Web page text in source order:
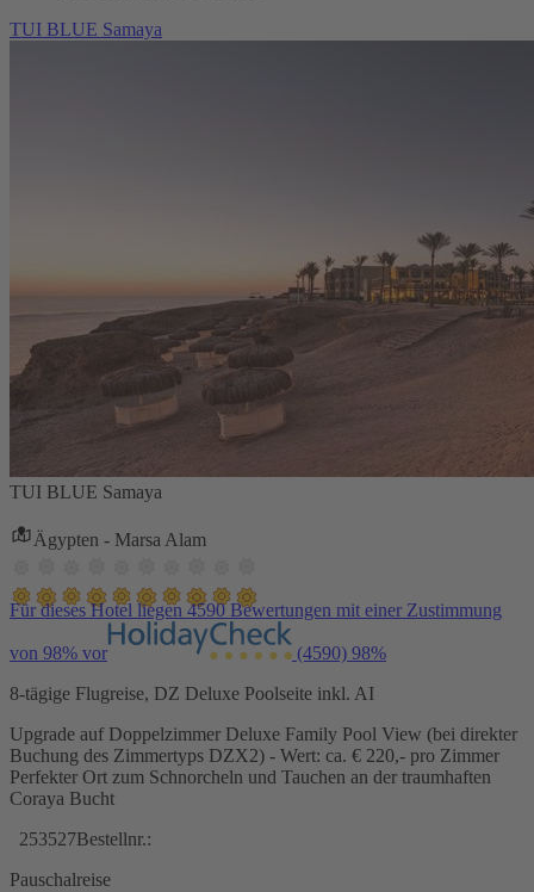
TUI BLUE Samaya
TUI BLUE Samaya
Ägypten - Marsa Alam
Für dieses Hotel liegen 4590 Bewertungen mit einer Zustimmung
von 98% vor (4590) 98%
8-tägige Flugreise, DZ Deluxe Poolseite inkl. AI
Upgrade auf Doppelzimmer Deluxe Family Pool View (bei direkter
Buchung des Zimmertyps DZX2) - Wert: ca. € 220,- pro Zimmer
Perfekter Ort zum Schnorcheln und Tauchen an der traumhaften
Coraya Bucht
253527Bestellnr.:
Pauschalreise